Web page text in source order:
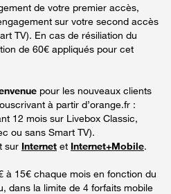
de votre premier accès,
sur votre second accès
TV). En cas de résiliation du
de 60€ appliqués pour cet
pour les nouveaux clients
à partir d’orange.fr :
12 mois sur Livebox Classic,
ou sans Smart TV).
sur Internet et Internet+Mobile.
à 15€ chaque mois en fonction du
dans la limite de 4 forfaits mobile